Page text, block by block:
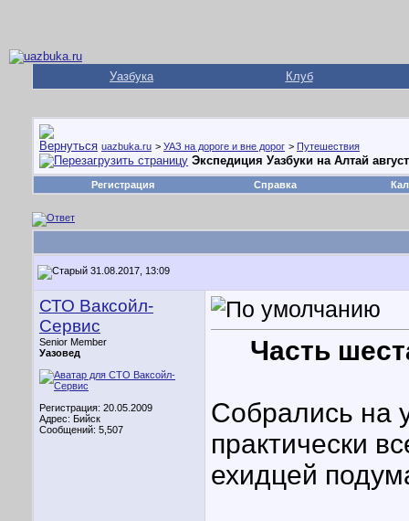
Уазбука Клуб
uazbuka.ru > УАЗ на дороге и вне дорог > Путешествия
Экспедиция Уазбуки на Алтай
Регистрация Справка
31.08.2017, 13:09
СТО Ваксойл-
Сервис
Senior Member
Уазовед
Регистрация: 20.05.2009
Адрес: Бийск
Сообщений: 5,507
Часть
Собрались на
практически
ехидцей